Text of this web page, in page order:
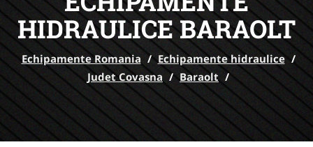
HIDRAULICE BARAOLT
Echipamente Romania / Echipamente hidraulice /
Judet Covasna / Baraolt /